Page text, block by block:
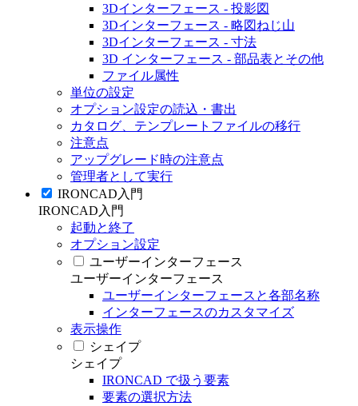
3Dインターフェース - 投影図
3Dインターフェース - 略図ねじ山
3Dインターフェース - 寸法
3D インターフェース - 部品表とその他
ファイル属性
単位の設定
オプション設定の読込・書出
カタログ、テンプレートファイルの移行
注意点
アップグレード時の注意点
管理者として実行
IRONCAD入門
IRONCAD入門
起動と終了
オプション設定
ユーザーインターフェース
ユーザーインターフェース
ユーザーインターフェースと各部名称
インターフェースのカスタマイズ
表示操作
シェイプ
シェイプ
IRONCAD で扱う要素
要素の選択方法